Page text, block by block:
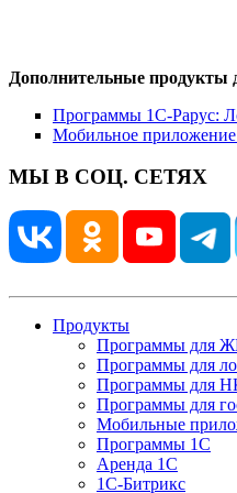
Дополнительные продукты
Программы 1С-Рарус:
Мобильное
МЫ В СОЦ. СЕТЯХ
Продукты
Программы для
Программы для
Программы для
Программы для
Мобильные
Программы 1С
Аренда 1С
1С-Битрикс